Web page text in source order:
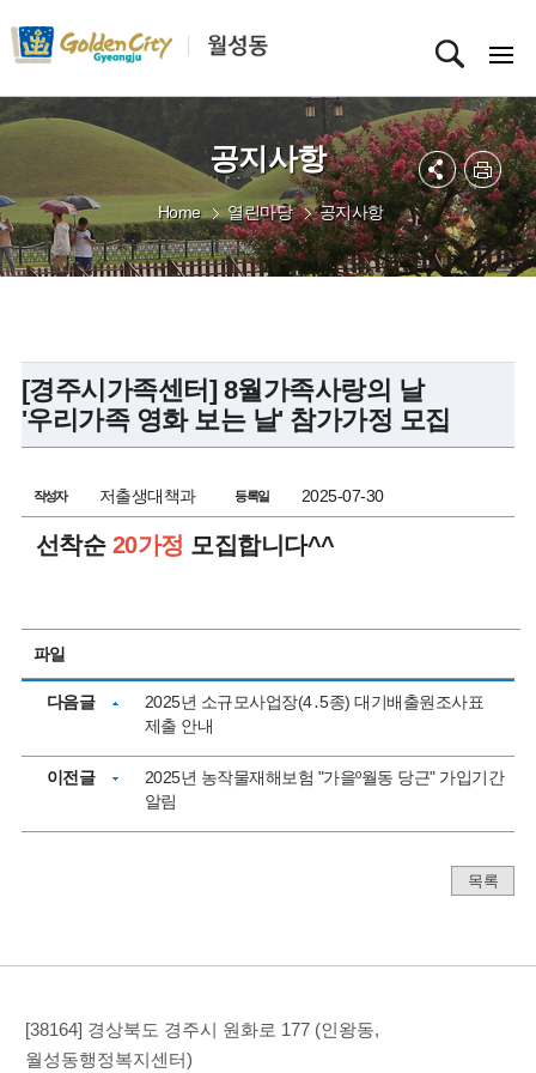
공지사항
Home 열린마당 공지사항
[경주시가족센터] 8월가족사랑의 날
'우리가족 영화 보는 날' 참가가정 모집
작성자 저출생대책과 등록일 2025-07-30
선착순 20가정 모집합니다^^
파일
다음글
2025년 소규모사업장(4․5종) 대기배출원조사표
제출 안내
이전글
2025년 농작물재해보험 "가을º월동 당근" 가입기간
알림
목록
[38164] 경상북도 경주시 원화로 177 (인왕동,
월성동행정복지센터)